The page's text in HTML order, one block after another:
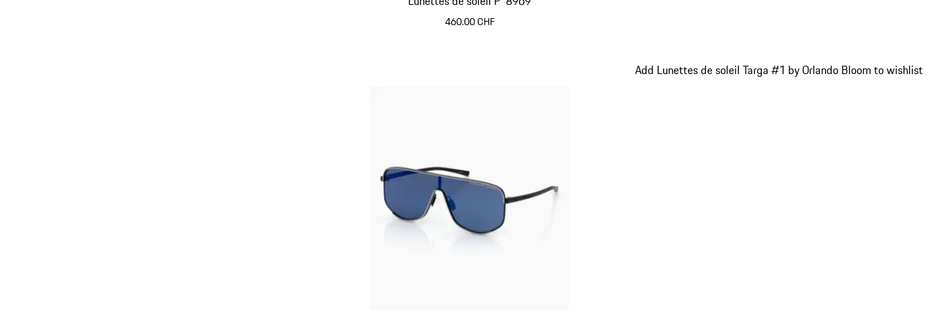
460.00 CHF
Add Lunettes de soleil Targa #1 by Orlando Bloom to wishlist